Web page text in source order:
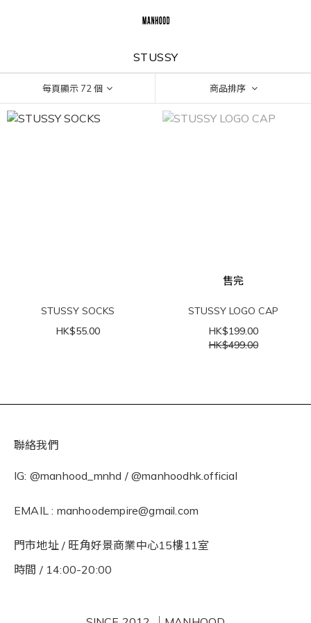
STUSSY
每頁顯示 72 個 商品排序
STUSSY SOCKS
HK$55.00
售完
STUSSY LOGO CAP
HK$199.00
HK$499.00
聯絡我們
IG: @manhood_mnhd / @manhoodhk.official
EMAIL : manhoodempire@gmail.com
門市地址 / 旺角好景商業中心15樓11室
時間 / 14:00-20:00